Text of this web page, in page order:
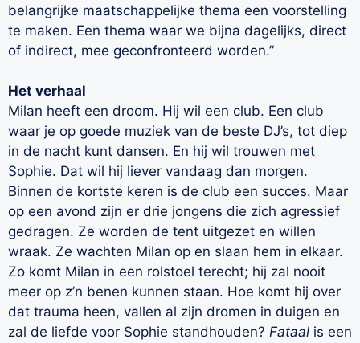
belangrijke maatschappelijke thema een voorstelling
te maken. Een thema waar we bijna dagelijks, direct
of indirect, mee geconfronteerd worden.”
Het verhaal
Milan heeft een droom. Hij wil een club. Een club
waar je op goede muziek van de beste DJ’s, tot diep
in de nacht kunt dansen. En hij wil trouwen met
Sophie. Dat wil hij liever vandaag dan morgen.
Binnen de kortste keren is de club een succes. Maar
op een avond zijn er drie jongens die zich agressief
gedragen. Ze worden de tent uitgezet en willen
wraak. Ze wachten Milan op en slaan hem in elkaar.
Zo komt Milan in een rolstoel terecht; hij zal nooit
meer op z’n benen kunnen staan. Hoe komt hij over
dat trauma heen, vallen al zijn dromen in duigen en
zal de liefde voor Sophie standhouden? Fataal is een